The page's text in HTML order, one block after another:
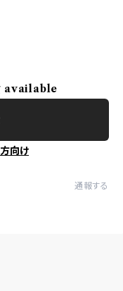
available
向け
通報する